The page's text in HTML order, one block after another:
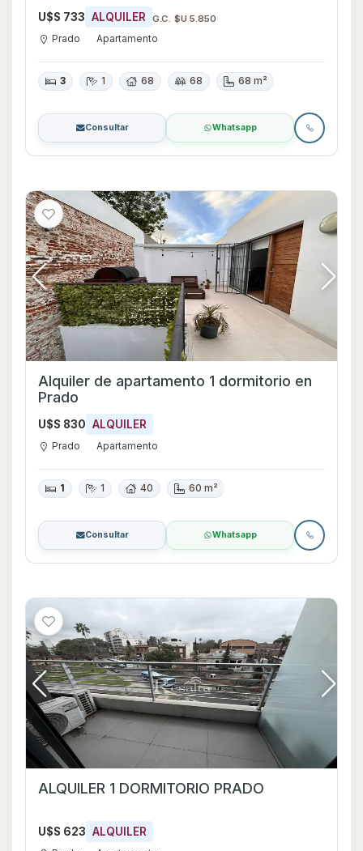
U$S 733 ALQUILER G.C. $U 5.850
Prado Apartamento
3 1 68 68 68 m²
Consultar Whatsapp
Alquiler de apartamento 1 dormitorio en
Prado
U$S 830 ALQUILER
Prado Apartamento
1 1 40 60 m²
Consultar Whatsapp
ALQUILER 1 DORMITORIO PRADO
U$S 623 ALQUILER